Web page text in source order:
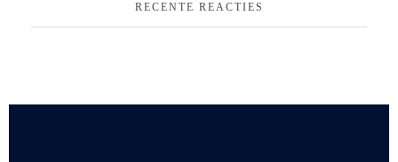
RECENTE REACTIES